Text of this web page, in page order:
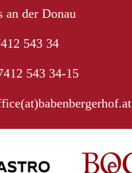
an der Donau
543 34
543 34-15